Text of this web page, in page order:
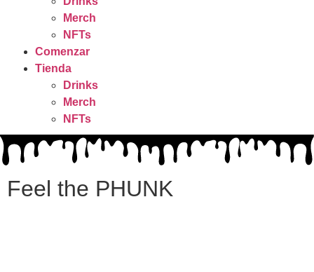
Merch
NFTs
Comenzar
Tienda
Drinks
Merch
NFTs
Feel the PHUNK